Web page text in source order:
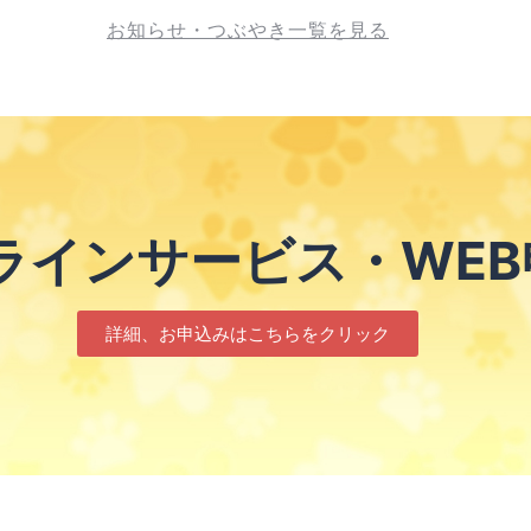
お知らせ・つぶやき一覧を見る
インサービス・
詳細、お申込みはこちらをクリック